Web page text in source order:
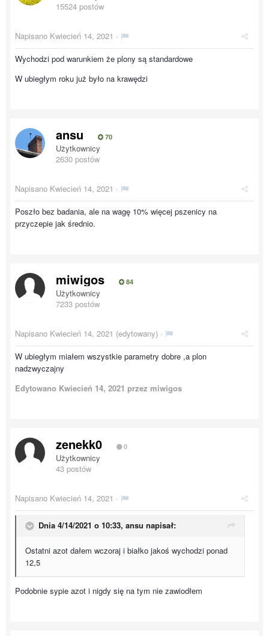
15524 postów
Napisano Kwiecień 14, 2021 ·
Wychodzi pod warunkiem że plony są standardowe
W ubiegłym roku już było na krawędzi
ansu 70
Użytkownicy
2630 postów
Napisano Kwiecień 14, 2021 ·
Poszło bez badania, ale na wagę 10% więcej pszenicy na
przyczepie jak średnio.
miwigos 84
Użytkownicy
7233 postów
Napisano Kwiecień 14, 2021 (edytowany) ·
W ubiegłym miałem wszystkie parametry dobre ,a plon
nadzwyczajny
Edytowano Kwiecień 14, 2021 przez miwigos
zenekk0 0
Użytkownicy
43 postów
Napisano Kwiecień 14, 2021 ·
Dnia 4/14/2021 o 10:33, ansu napisał:
Ostatni azot dałem wczoraj i białko jakoś wychodzi ponad
12,5
Podobnie sypie azot i nigdy się na tym nie zawiodłem